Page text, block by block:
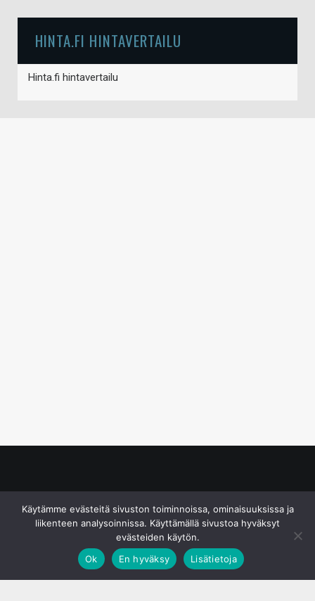
HINTA.FI HINTAVERTAILU
Hinta.fi hintavertailu
Käytämme evästeitä sivuston toiminnoissa, ominaisuuksissa ja
liikenteen analysoinnissa. Käyttämällä sivustoa hyväksyt
evästeiden käytön.
Ok
En hyväksy Lisätietoja